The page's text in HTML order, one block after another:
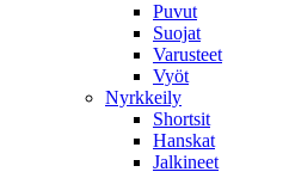
Puvut
Suojat
Varusteet
Vyöt
Nyrkkeily
Shortsit
Hanskat
Jalkineet